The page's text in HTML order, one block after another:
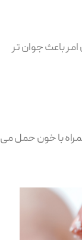
باعث جوان تر
با خون حمل می